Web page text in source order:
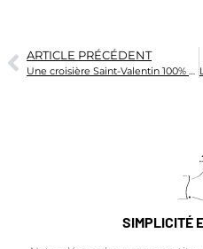
ARTICLE PRÉCÉDENT
Une croisière Saint-Valentin 100% romantique
SIMPLICITÉ